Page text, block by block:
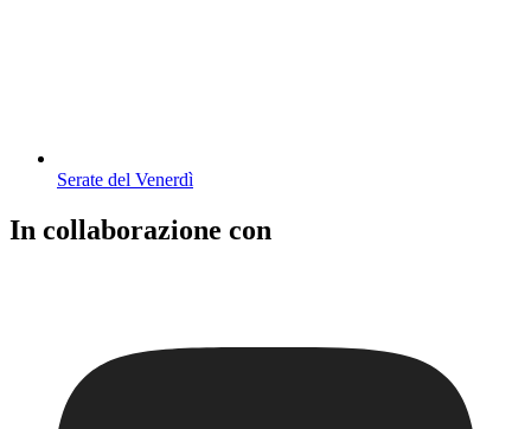
Serate del Venerdì
In collaborazione con